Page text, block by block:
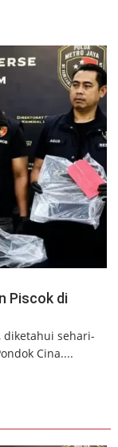
Piscok di
diketahui sehari-
Cina....